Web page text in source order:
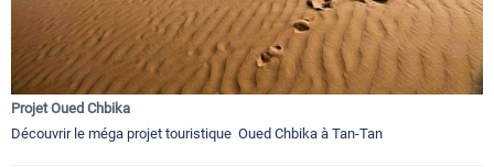
Projet Oued Chbika
Découvrir le méga projet touristique Oued Chbika à Tan-Tan